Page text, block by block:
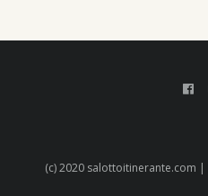
(c) 2020 salottoitinerante.com |